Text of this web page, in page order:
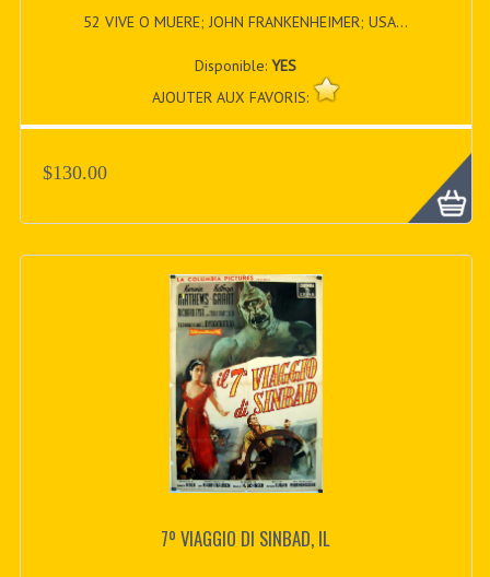
52 VIVE O MUERE; JOHN FRANKENHEIMER; USA...
Disponible:YES
AJOUTER AUX FAVORIS:
$130.00
7º VIAGGIO DI SINBAD, IL